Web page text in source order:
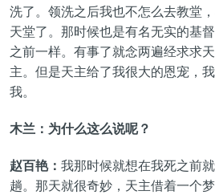
洗了。领洗之后我也不怎么去教堂
天堂了。那时候也是有名无实的基
之前一样。有事了就念两遍经求求
主。但是天主给了我很大的恩宠，
我。
木兰：为什么这么说呢？
赵百艳： 我那时候就想在我死之前
趟。那天就很奇妙，天主借着一个梦